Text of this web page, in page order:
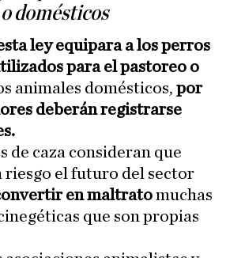
domésticos
ley equipara a los perros
para el pastoreo o
animales domésticos, por
deberán registrarse
de caza consideran que
riesgo el futuro del sector
en maltratomuchas
que son propias